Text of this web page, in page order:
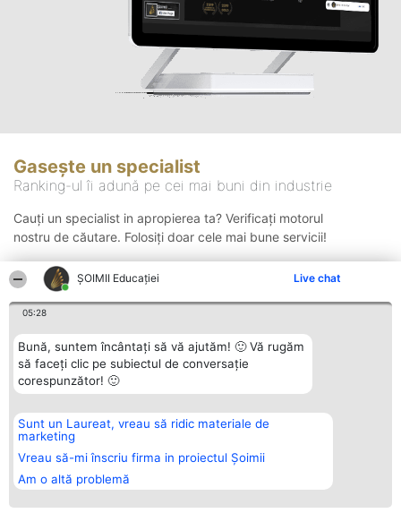
ȘOIMII Educației Live chat
05:28
Bună, suntem încântați să vă ajutăm! 🙂 Vă rugăm
să faceți clic pe subiectul de conversație
corespunzător! 🙂
Sunt un Laureat, vreau să ridic materiale de
marketing
Vreau să-mi înscriu firma in proiectul Șoimii
Am o altă problemă
Gasește un specialist
Ranking-ul îi adună pe cei mai buni din industrie
Cauți un specialist in apropierea ta? Verificați motorul
nostru de căutare. Folosiți doar cele mai bune servicii!
Organizator Ranking
BRIGHT SOLUTIONS BR SRL
Aleea Timisul De Sus 2 Bl. A30
Sc. A Et. 4 Ap. 13 Cod 061952
București
CUI 36737675
Plebiscyt
Lista Tuturor
Laureaților
Statut
Contact